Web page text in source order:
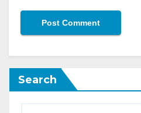
Search